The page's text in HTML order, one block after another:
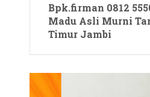
Bpk.firman 0812
Madu Asli Murni
Timur Jambi